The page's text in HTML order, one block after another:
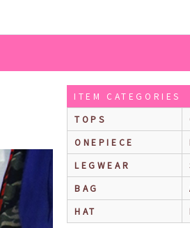
ITEM CATEGORIES
TOPS
ONEPIECE
LEGWEAR
BAG
HAT